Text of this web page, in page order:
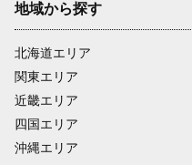
地域から探す
北海道エリア
関東エリア
近畿エリア
四国エリア
沖縄エリア